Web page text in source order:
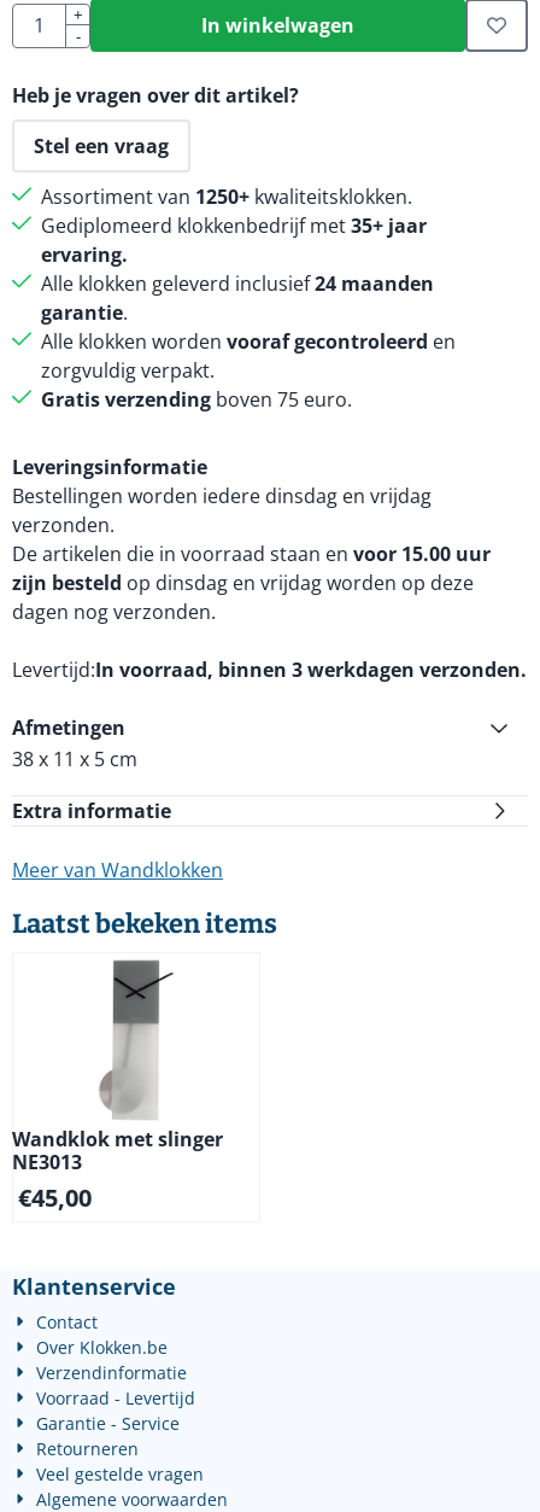
Aantal
+
-
In winkelwagen
Heb je vragen over dit artikel?
Stel een vraag
Assortiment van 1250+ kwaliteitsklokken.
Gediplomeerd klokkenbedrijf met35+ jaar
ervaring.
Alle klokken geleverd inclusief24 maanden
garantie.
Alle klokken worden vooraf gecontroleerd en
zorgvuldig verpakt.
Gratis verzending boven 75 euro.
Leveringsinformatie
Bestellingen worden iedere dinsdag en vrijdag
verzonden.
De artikelen die in voorraad staan en voor 15.00 uur
zijn besteld op dinsdag en vrijdag worden op deze
dagen nog verzonden.
Levertijd In voorraad, binnen 3 werkdagen verzonden.
Afmetingen
38 x 11 x 5 cm
Extra informatie
Meer van Wandklokken
Laatst bekeken items
Wandklok met slinger
NE3013
€45,00
Klantenservice
Contact
Over Klokken.be
Verzendinformatie
Voorraad - Levertijd
Garantie - Service
Retourneren
Veel gestelde vragen
Algemene voorwaarden